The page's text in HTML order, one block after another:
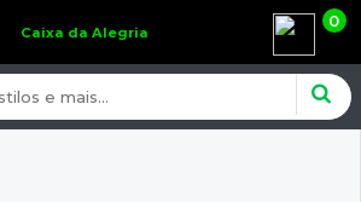
Caixa da Alegria
0